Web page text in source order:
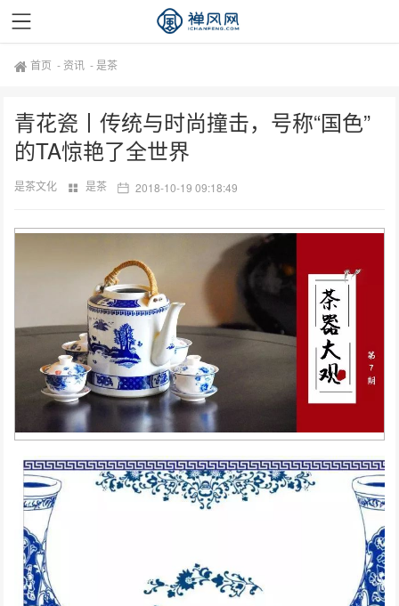
首页 - 资讯 -是茶
青花瓷丨传统与时尚撞击，号称“国色”
的TA惊艳了全世界
是茶文化 是茶 2018-10-19 09:18:49